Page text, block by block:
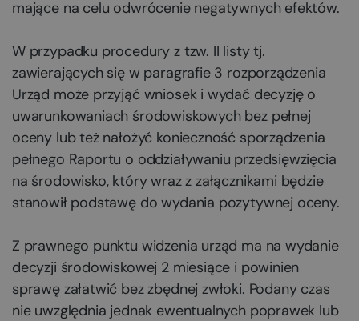
mające na celu odwrócenie negatywnych efektów.
W przypadku procedury z tzw. II listy tj.
zawierających się w paragrafie 3 rozporządzenia
Urząd może przyjąć wniosek i wydać decyzję o
uwarunkowaniach środowiskowych bez pełnej
oceny lub też nałożyć konieczność sporządzenia
pełnego Raportu o oddziaływaniu przedsięwzięcia
na środowisko, który wraz z załącznikami będzie
stanowił podstawę do wydania pozytywnej oceny.
Z prawnego punktu widzenia urząd ma na wydanie
decyzji środowiskowej 2 miesiące i powinien
sprawę załatwić bez zbędnej zwłoki. Podany czas
nie uwzględnia jednak ewentualnych poprawek lub